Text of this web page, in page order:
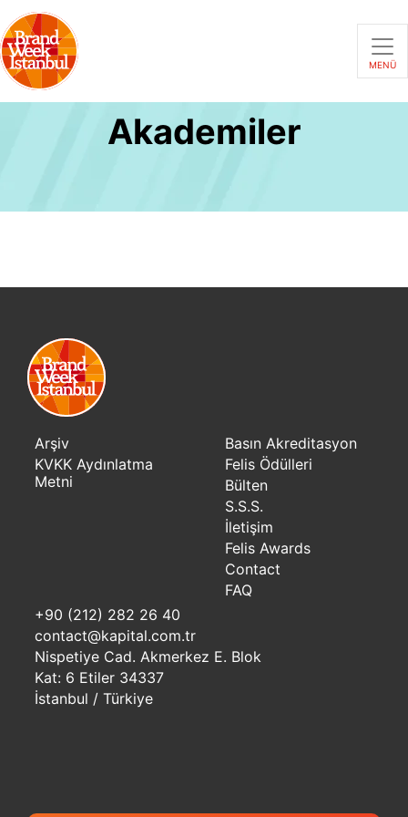
MENÜ
Akademiler
Arşiv
KVKK Aydınlatma
Metni
Basın Akreditasyon
Felis Ödülleri
Bülten
S.S.S.
İletişim
Felis Awards
Contact
FAQ
+90 (212) 282 26 40
contact@kapital.com.tr
Nispetiye Cad. Akmerkez E. Blok
Kat: 6 Etiler 34337
İstanbul / Türkiye